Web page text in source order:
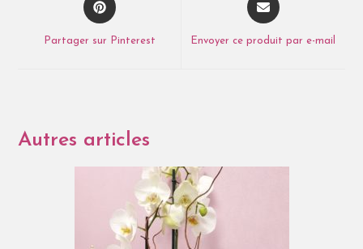
Partager sur Pinterest Envoyer ce produit par e-mail
Autres articles